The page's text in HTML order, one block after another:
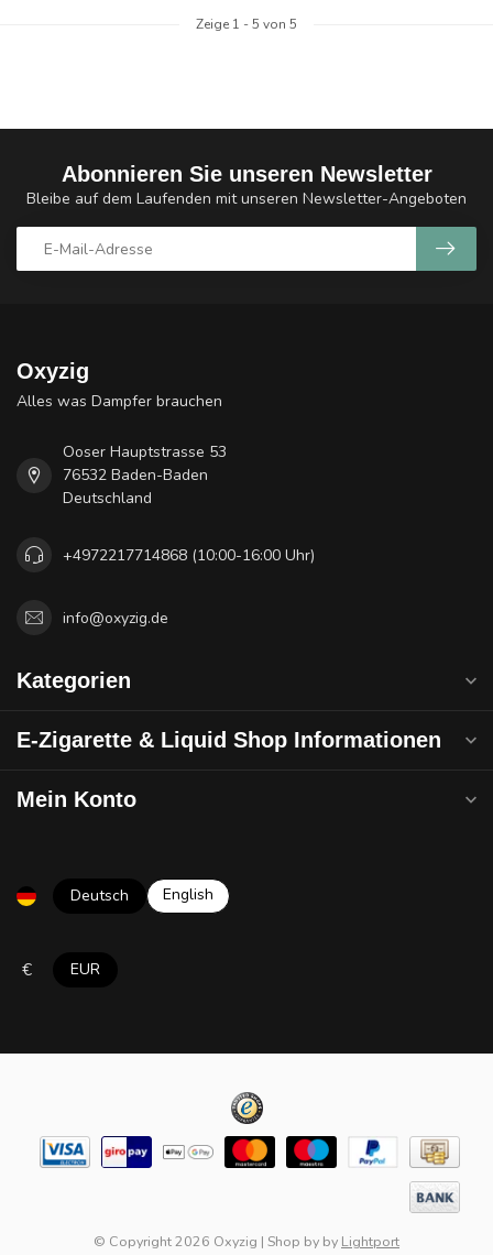
Zeige 1 -5 von 5
Abonnieren Sie unseren Newsletter
Bleibe auf dem Laufenden mit unseren Newsletter-Angeboten
Oxyzig
Alles was Dampfer brauchen
Ooser Hauptstrasse 53
76532 Baden-Baden
Deutschland
+4972217714868 (10:00-16:00 Uhr)
info@oxyzig.de
Kategorien
E-Zigarette & Liquid Shop Informationen
Mein Konto
Deutsch English
€ EUR
© Copyright 2026 Oxyzig | Shop by by Lightport